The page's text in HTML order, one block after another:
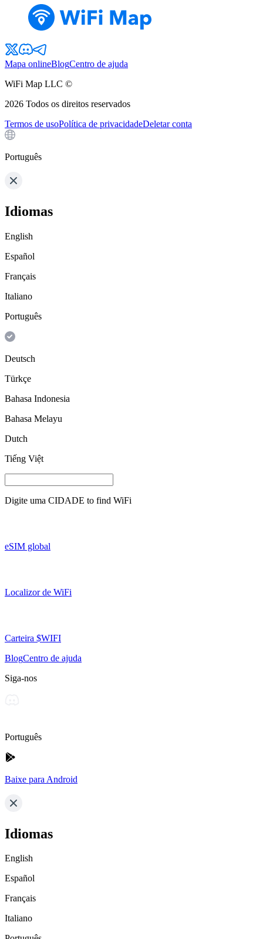
Mapa onlineBlogCentro de ajuda
WiFi Map LLC ©
2026 Todos os direitos reservados
Termos de usoPolítica de privacidadeDeletar conta
Português
Idiomas
English
Español
Français
Italiano
Português
Deutsch
Türkçe
Bahasa Indonesia
Bahasa Melayu
Dutch
Tiếng Việt
Digite uma CIDADE to find WiFi
eSIM global
Localizor de WiFi
Carteira $WIFI
BlogCentro de ajuda
Siga-nos
Português
Baixe para Android
Idiomas
English
Español
Français
Italiano